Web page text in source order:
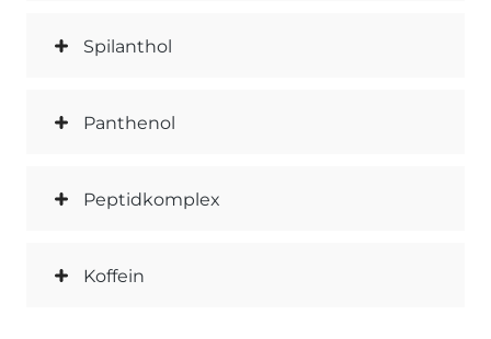
Spilanthol
Panthenol
Peptidkomplex
Koffein